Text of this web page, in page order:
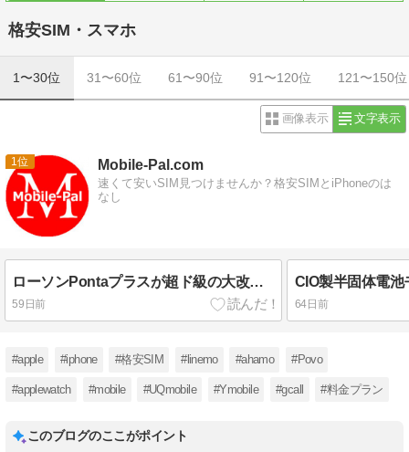
格安SIM・スマホ
1〜30位 31〜60位 61〜90位 91〜120位 121〜150位
画像表示 文字表示
1 Mobile-Pal.com
速くて安いSIM見つけませんか？格安SIMとiPhoneのは
なし
ローソンPontaプラスが超ド級の大改悪～ポイント大幅減必至！メリットほぼ消滅の真相とは？
59日前 64日前
#apple #iphone #格安SIM #linemo #ahamo #Povo
#applewatch #mobile #UQmobile #Ymobile #gcall #料金プラン
このブログのここがポイント